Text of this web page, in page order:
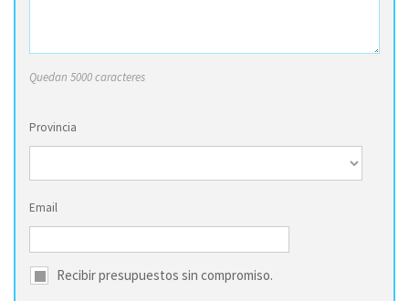
Quedan 5000 caracteres
Provincia
Email
Recibir presupuestos sin compromiso.